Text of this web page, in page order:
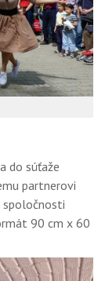
do súťaže
partnerovi
spoločnosti
90 cm x 60